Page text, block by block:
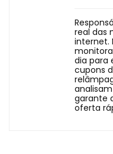
real das
internet.
dia para
cupons
garante
oferta